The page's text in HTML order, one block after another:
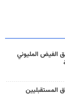
الفيض المليوني
المستقبليين